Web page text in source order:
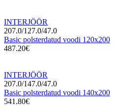
INTERJÖÖR
207.0/127.0/47.0
Basic polsterdatud voodi 120x200
487.20€
INTERJÖÖR
207.0/147.0/47.0
Basic polsterdatud voodi 140x200
541.80€